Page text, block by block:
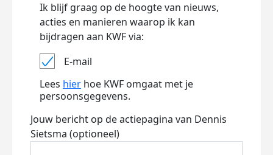
Ik blijf graag op de hoogte van nieuws,
acties en manieren waarop ik kan
bijdragen aan KWF via:
E-mail
Lees hier hoe KWF omgaat met je
persoonsgegevens.
Jouw bericht op de actiepagina van Dennis
Sietsma (optioneel)